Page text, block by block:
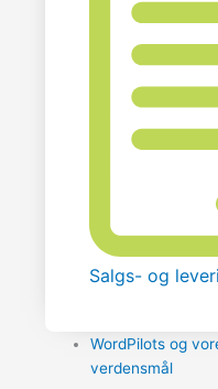
Salgs- og
WordPilots og
verdensmål